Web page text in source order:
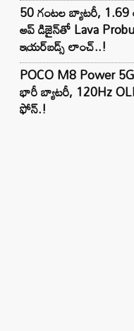
50 గంటల బ్యాటరీ,
అప్ డిజైన్‌తో Lava
ఇయర్‌బడ్స్ లాంచ్..!
POCO M8 Power
భారీ బ్యాటరీ, 120Hz
ఫోన్.!